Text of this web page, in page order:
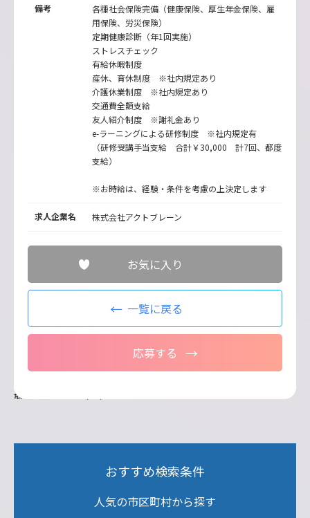
備考
各種社会保険完備（健康保険、厚生年金保険、雇
用保険、労災保険）
定期健康診断（年1回実施）
ストレスチェック
有給休暇制度
産休、育休制度 ※社内規定あり
介護休業制度 ※社内規定あり
交通費全額支給
友人紹介制度 ※謝礼金あり
e-ラーニングによる研修制度 ※社内規定有
（研修受講手当支給 合計￥30,000 計7回、都度
支給）
※お時給は、経験・条件を考慮の上決定します
求人企業名 株式会社アクトブレーン
お気に入り
一覧に戻る
応募する
最終更新日：2026/07/21
おすすめ検索条件
人気の市区町村から探す